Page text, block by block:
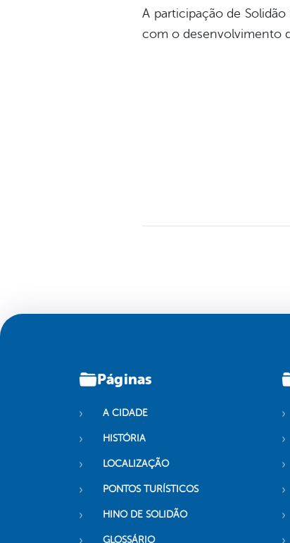
A participação de
com o desenvolvimento
Páginas
A CIDADE
HISTÓRIA
LOCALIZAÇÃO
PONTOS TURÍSTICOS
HINO DE SOLIDÃO
GLOSSÁRIO